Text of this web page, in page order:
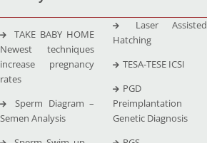
TAKE BABY HOME
Newest techniques
increase pregnancy
rates
Sperm Diagram –
Semen Analysis
Laser Assisted
Hatching
TESA-TESE ICSI
PGD
Preimplantation
Genetic Diagnosis